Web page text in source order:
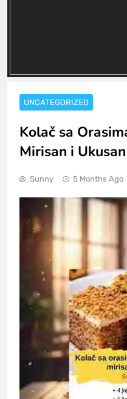
UNCATEGORIZED
Kolač sa
Mirisan i Ukusan
Sunny 5 Months Ago